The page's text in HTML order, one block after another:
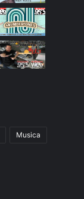
Musica